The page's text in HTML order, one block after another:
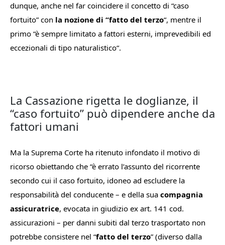
dunque, anche nel far coincidere il concetto di “caso
fortuito” con la nozione di “fatto del terzo“, mentre il
primo “è sempre limitato a fattori esterni, imprevedibili ed
eccezionali di tipo naturalistico“.
La Cassazione rigetta le doglianze, il
“caso fortuito” può dipendere anche da
fattori umani
Ma la Suprema Corte ha ritenuto infondato il motivo di
ricorso obiettando che “è errato l’assunto del ricorrente
secondo cui il caso fortuito, idoneo ad escludere la
responsabilità del conducente – e della sua compagnia
assicuratrice, evocata in giudizio ex art. 141 cod.
assicurazioni – per danni subiti dal terzo trasportato non
potrebbe consistere nel “fatto del terzo” (diverso dalla